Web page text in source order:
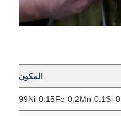
المكون
99Ni-0.15Fe-0.2Mn-